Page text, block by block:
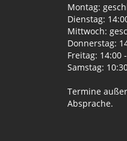
Montag:
Dienstag:
Mittwoch:
Donnerstag:
Freitag: 14:00
Samstag:
Termine
Absprache.